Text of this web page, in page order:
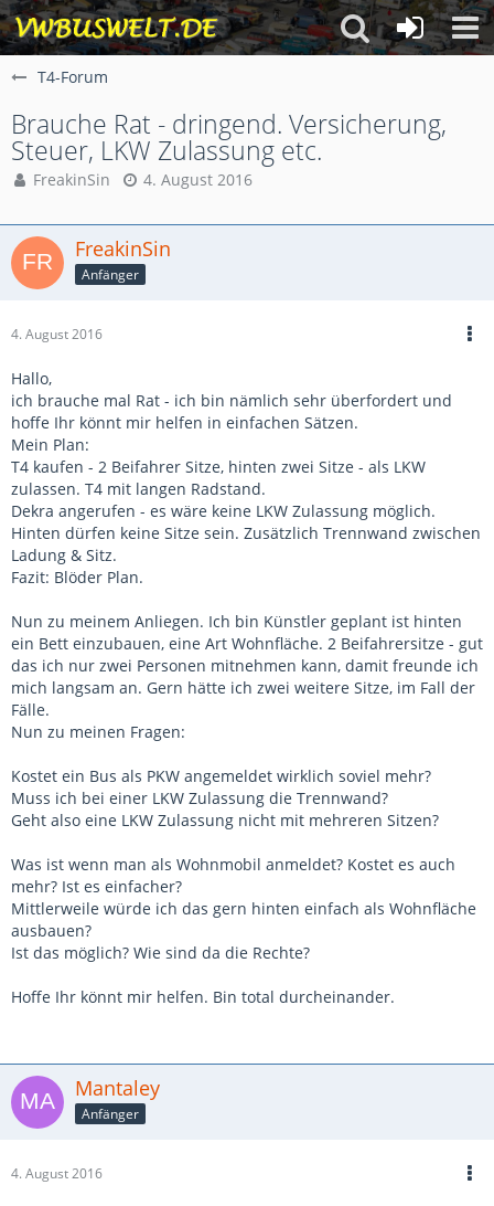
T4-Forum
Brauche Rat - dringend. Versicherung,
Steuer, LKW Zulassung etc.
FreakinSin 4. August 2016
FreakinSin
Anfänger
4. August 2016
Hallo,
ich brauche mal Rat - ich bin nämlich sehr überfordert und
hoffe Ihr könnt mir helfen in einfachen Sätzen.
Mein Plan:
T4 kaufen - 2 Beifahrer Sitze, hinten zwei Sitze - als LKW
zulassen. T4 mit langen Radstand.
Dekra angerufen - es wäre keine LKW Zulassung möglich.
Hinten dürfen keine Sitze sein. Zusätzlich Trennwand zwischen
Ladung & Sitz.
Fazit: Blöder Plan.
Nun zu meinem Anliegen. Ich bin Künstler geplant ist hinten
ein Bett einzubauen, eine Art Wohnfläche. 2 Beifahrersitze - gut
das ich nur zwei Personen mitnehmen kann, damit freunde ich
mich langsam an. Gern hätte ich zwei weitere Sitze, im Fall der
Fälle.
Nun zu meinen Fragen:
Kostet ein Bus als PKW angemeldet wirklich soviel mehr?
Muss ich bei einer LKW Zulassung die Trennwand?
Geht also eine LKW Zulassung nicht mit mehreren Sitzen?
Was ist wenn man als Wohnmobil anmeldet? Kostet es auch
mehr? Ist es einfacher?
Mittlerweile würde ich das gern hinten einfach als Wohnfläche
ausbauen?
Ist das möglich? Wie sind da die Rechte?
Hoffe Ihr könnt mir helfen. Bin total durcheinander.
Mantaley
Anfänger
4. August 2016